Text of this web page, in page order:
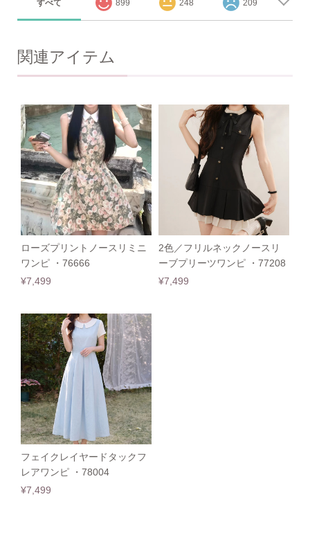
すべて 899 248 209
関連アイテム
ローズプリントノースリミニ
ワンピ ・76666
¥7,499
2色／フリルネックノースリ
ーブプリーツワンピ ・77208
¥7,499
フェイクレイヤードタックフ
レアワンピ ・78004
¥7,499